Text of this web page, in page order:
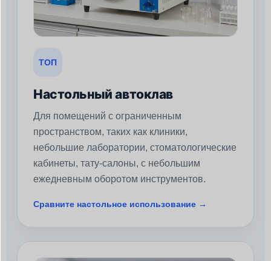
ТОП
Настольный автоклав
Для помещений с ограниченным
пространством, таких как клиники,
небольшие лаборатории, стоматологические
кабинеты, тату-салоны, с небольшим
ежедневным оборотом инструментов.
Сравните настольное использование →